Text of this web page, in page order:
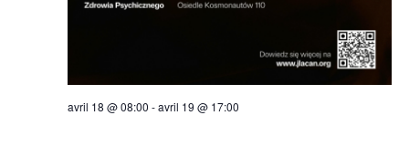
avril 18 @ 08:00 -avril 19 @ 17:00